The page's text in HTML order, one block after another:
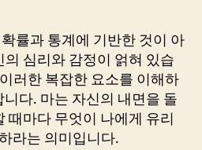
률과 통계에 기반한 것이 아
심리와 감정이 얽혀 있습
러한 복잡한 요소를 이해하
다. 마는 자신의 내면을 돌
때마다 무엇이 나에게 유리
라는 의미입니다.